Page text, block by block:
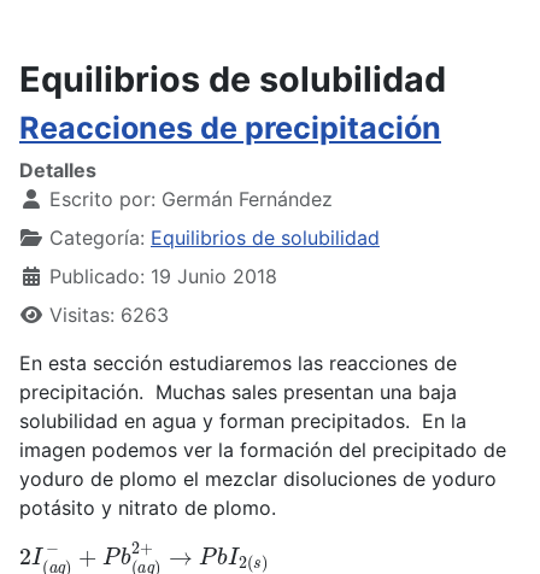
Equilibrios de solubilidad
Reacciones de precipitación
Detalles
Escrito por: Germán Fernández
Categoría: Equilibrios de solubilidad
Publicado: 19 Junio 2018
Visitas: 6263
En esta sección estudiaremos las reacciones de
precipitación. Muchas sales presentan una baja
solubilidad en agua y forman precipitados. En la
imagen podemos ver la formación del precipitado de
yoduro de plomo el mezclar disoluciones de yoduro
potásito y nitrato de plomo.
2 I(a
+ Pb )2+→ 2(s)